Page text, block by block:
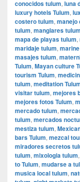
conocidos tulum, luna
luxury hotels Tulum,
costero tulum, manejo
tulum, manglares tulum
mapa de playas tulum,
maridaje tulum,
masajes tulum,
Tulum, Mayan culture
tourism Tulum,
tulum, meditation
visitar tulum, mejores
mejores fotos Tulum,
mercado tulum,
tulum, mercados
mestiza tulum,
bars Tulum, mezcal
miradores secretos
tulum, mixologia tulum,
to Tulum, mudarse a
musica local tulum,